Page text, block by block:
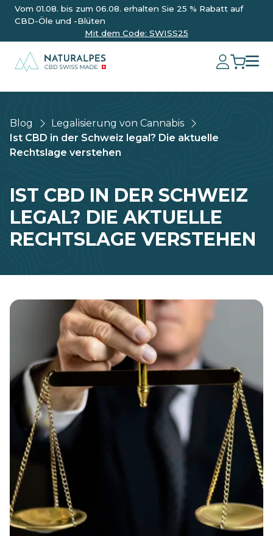
Vom 01.08. bis zum 06.08. erhalten Sie 25 % Rabatt auf
CBD-Öle und -Blüten
Mit dem Code: SWISS25
Blog
Legalisierung von Cannabis
Ist CBD in der Schweiz legal? Die aktuelle
Rechtslage verstehen
IST CBD IN DER SCHWEIZ
LEGAL? DIE AKTUELLE
RECHTSLAGE VERSTEHEN